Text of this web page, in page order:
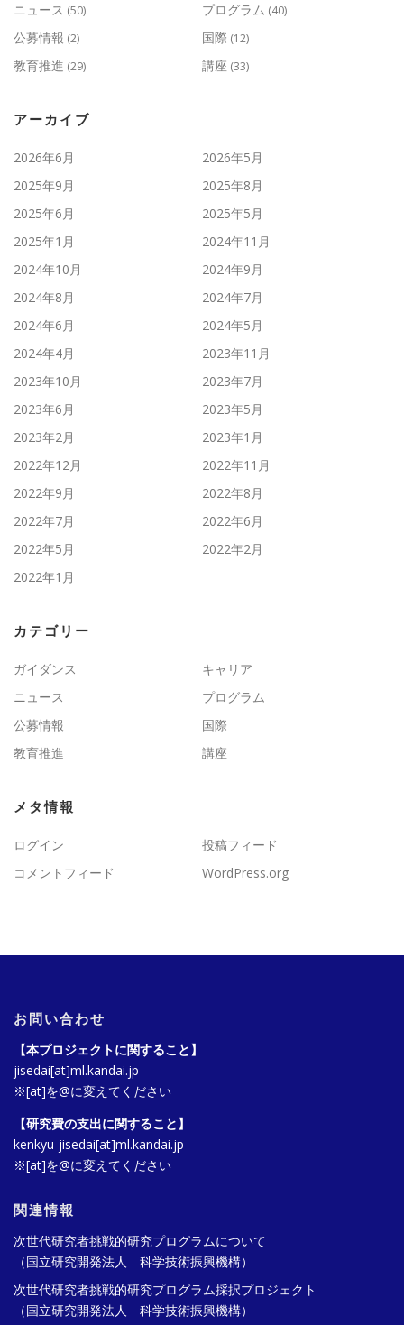
ニュース (50) プログラム (40)
公募情報 (2) 国際 (12)
教育推進 (29) 講座 (33)
アーカイブ
2026年6月
2026年5月
2025年9月
2025年8月
2025年6月
2025年5月
2025年1月
2024年11月
2024年10月
2024年9月
2024年8月
2024年7月
2024年6月
2024年5月
2024年4月
2023年11月
2023年10月
2023年7月
2023年6月
2023年5月
2023年2月
2023年1月
2022年12月
2022年11月
2022年9月
2022年8月
2022年7月
2022年6月
2022年5月
2022年2月
2022年1月
カテゴリー
ガイダンス
キャリア
ニュース
プログラム
公募情報
国際
教育推進
講座
メタ情報
ログイン
投稿フィード
コメントフィード
WordPress.org
お問い合わせ
【本プロジェクトに関すること】
jisedai[at]ml.kandai.jp
※[at]を@に変えてください
【研究費の支出に関すること】
kenkyu-jisedai[at]ml.kandai.jp
※[at]を@に変えてください
関連情報
次世代研究者挑戦的研究プログラムについて
（国立研究開発法人 科学技術振興機構）
次世代研究者挑戦的研究プログラム採択プロジェクト
（国立研究開発法人 科学技術振興機構）